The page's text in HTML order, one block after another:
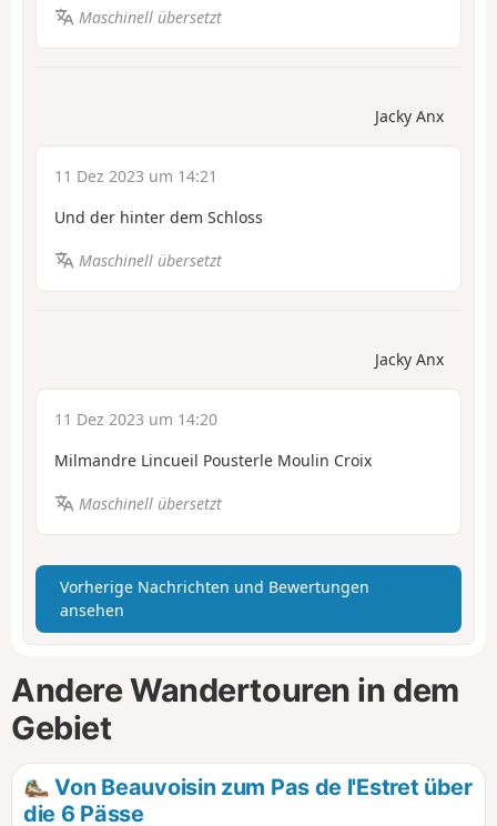
Maschinell übersetzt
Jacky Anx
11 Dez 2023 um 14:21
Und der hinter dem Schloss
Maschinell übersetzt
Jacky Anx
11 Dez 2023 um 14:20
Milmandre Lincueil Pousterle Moulin Croix
Maschinell übersetzt
Vorherige Nachrichten und Bewertungen
ansehen
Andere Wandertouren in dem
Gebiet
Von Beauvoisin zum Pas de l'Estret über
die 6 Pässe